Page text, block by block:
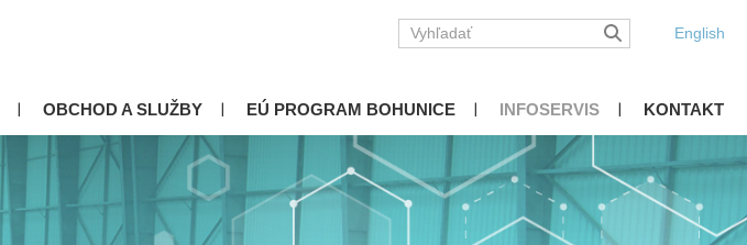
English
OBCHOD A SLUŽBY EÚ PROGRAM BOHUNICE INFOSERVIS KONTAKT